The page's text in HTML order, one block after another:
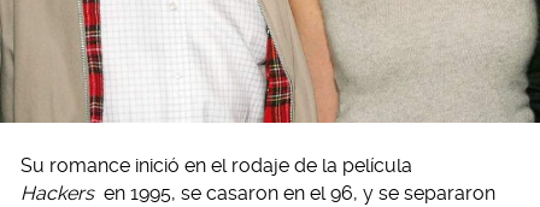
Su romance inició en el rodaje de la película
Hackers en 1995, se casaron en el 96, y se separaron